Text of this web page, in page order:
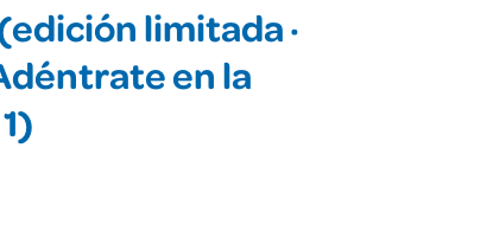
limitada ·
en la